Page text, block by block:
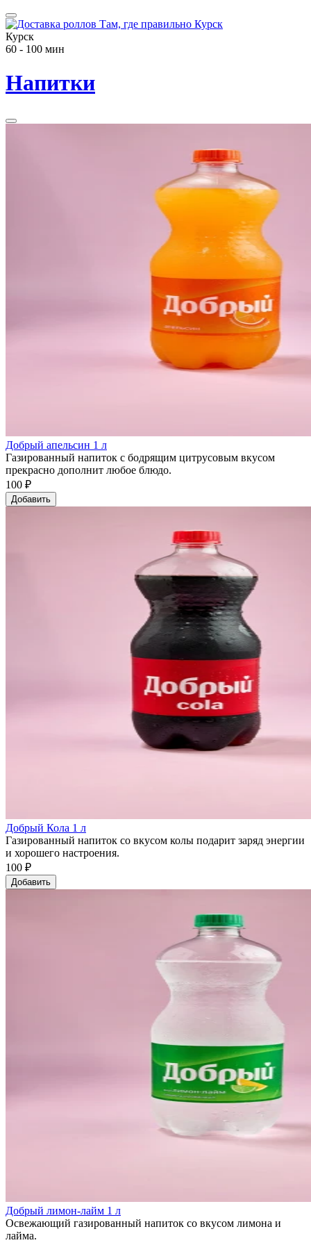
Курск
60 - 100 мин
Напитки
Добрый апельсин 1 л
Газированный напиток с бодрящим цитрусовым вкусом
прекрасно дополнит любое блюдо.
100 ₽
Добавить
Добрый Кола 1 л
Газированный напиток со вкусом колы подарит заряд энергии
и хорошего настроения.
100 ₽
Добавить
Добрый лимон-лайм 1 л
Освежающий газированный напиток со вкусом лимона и
лайма.